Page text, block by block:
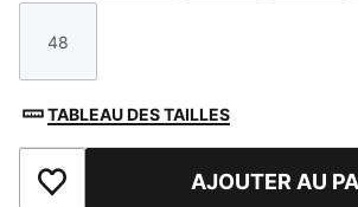
Taille
48
TABLEAU DES TAILLES
Ajouter aux favorisAJOUTER AU